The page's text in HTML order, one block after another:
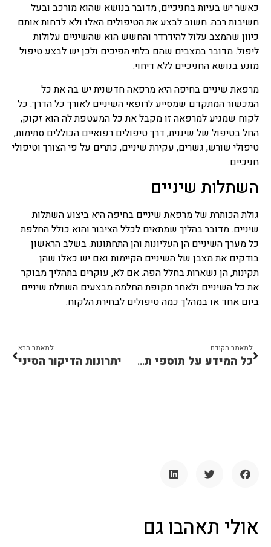
כאשר יש בעיות בחניכיים, מדובר בנושא שהוא מורכב ובעל
חשיבות רבה. חשוב לבצע את הטיפולים האלו ולא לדחות אותם
כיוון שהמצב עלול להידרדר והחשש הוא שהשיניים עלולות
ליפול. מדובר במצבים שהם בלתי הפיכים ולכן יש לבצע טיפול
מונע בנושא החניכיים ללא דיחוי.
מרפאת שיניים בחיפה היא מרפאה חדשנית יש בה את כל
המכשור המתקדם שמסייע לרופאי השיניים לאורך כל הדרך. כל
לקוח שמגיע למרפאה זו מקבל את כל המעטפת לה הוא זקוק,
החל בטיפול של שיננית, דרך טיפולים רפואיים הכוללים סתימות,
טיפולי שורש, גשרים, עקירת שיניים, כתרים על פי הצורך וטיפולי
חניכיים.
השתלות שיניים
גולת הכותרת של מרפאת שיניים בחיפה היא ביצוע השתלות
שיניים. מדובר בהליך שמתאים לכלל הציבור והוא כולל החלפת
כל מערך השיניים הן העליונות והן התחתונות. בשלב הראשון
בודקים את מצבן של השיניים הקיימות ואם יש כאלו שהן
תקינות, הן נשארות בחלל הפה. אם לא, עוקרים בתהליך מבוקר
את כל השיניים ולאחר תקופת החלמה מבצעים השתלת שיניים
ביום אחד או במהלך כמה טיפולים לבחירת הלקוח.
למאמר הקודם
כל המידע על תוספי תזונה לכלבים
למאמר הבא
יתרונות הדיקור הסיני
אולי תאהבו גם